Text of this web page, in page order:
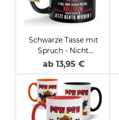
Schwarze Tasse mit
Spruch - Nicht
qualifiziert genug -
geht wieder
ab 13,95 €